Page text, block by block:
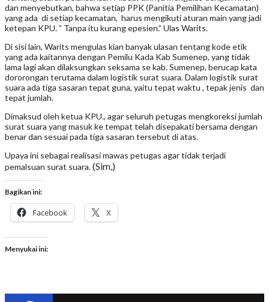
dan menyebutkan, bahwa setiap PPK (Panitia Pemilihan Kecamatan)
yang ada di setiap kecamatan, harus mengikuti aturan main yang jadi
ketepan KPU. ” Tanpa itu kurang epesien.” Ulas Warits.
Di sisi lain, Warits mengulas kian banyak ulasan tentang kode etik
yang ada kaitannya dengan Pemilu Kada Kab Sumenep, yang tidak
lama lagi akan dilaksungkan seksama se kab. Sumenep, berucap kata
dororongan terutama dalam logistik surat suara. Dalam logistik surat
suara ada tiga sasaran tepat guna, yaitu tepat waktu , tepak jenis dan
tepat jumlah.
Dimaksud oleh ketua KPU., agar seluruh petugas mengkoreksi jumlah
surat suara yang masuk ke tempat telah disepakati bersama dengan
benar dan sesuai pada tiga sasaran tersebut di atas.
Upaya ini sebagai realisasi mawas petugas agar tidak terjadi
pemalsuan surat suara.(Sim,)
Bagikan ini:
Facebook X
Menyukai ini: